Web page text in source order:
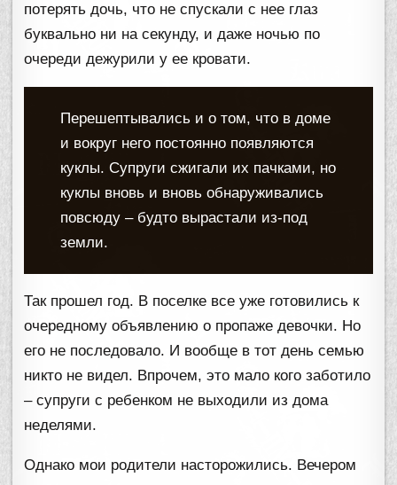
потерять дочь, что не спускали с нее глаз
буквально ни на секунду, и даже ночью по
очереди дежурили у ее кровати.
Перешептывались и о том, что в доме
и вокруг него постоянно появляются
куклы. Супруги сжигали их пачками, но
куклы вновь и вновь обнаруживались
повсюду – будто вырастали из-под
земли.
Так прошел год. В поселке все уже готовились к
очередному объявлению о пропаже девочки. Но
его не последовало. И вообще в тот день семью
никто не видел. Впрочем, это мало кого заботило
– супруги с ребенком не выходили из дома
неделями.
Однако мои родители насторожились. Вечером